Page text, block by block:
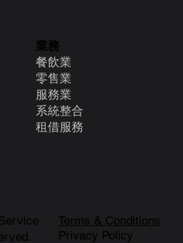
業務
餐飲業
零售業
服務業
系統整合
租借服務
Terms & Conditions
Privacy Policy